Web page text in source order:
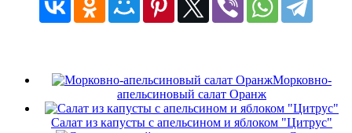
Морковно-
апельсиновый салат Оранж
Салат из капусты с апельсином и яблоком "Цитрус"